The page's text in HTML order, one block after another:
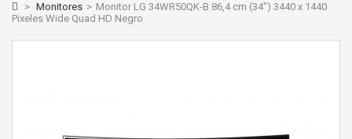
> Monitores > Monitor LG 34WR50QK-B 86,4 cm (34") 3440 x 1440
Pixeles Wide Quad HD Negro